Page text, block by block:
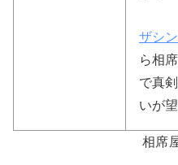
ザシ
ら相
で真
いが
相席